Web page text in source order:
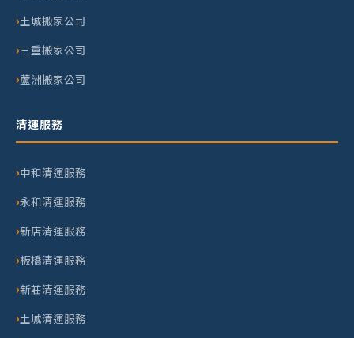
土城搬家公司
三重搬家公司
蘆洲搬家公司
清運服務
中和清運服務
永和清運服務
新店清運服務
板橋清運服務
新莊清運服務
土城清運服務